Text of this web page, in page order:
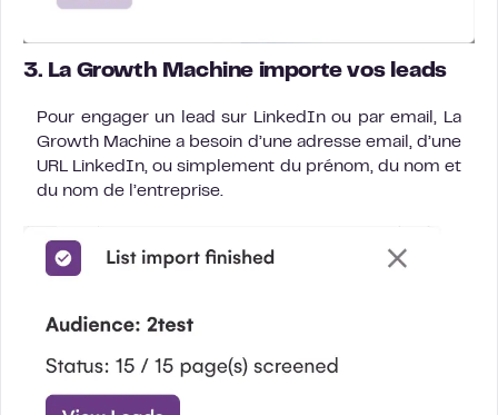
3. La Growth Machine importe vos leads
Pour engager un lead sur LinkedIn ou par email, La
Growth Machine a besoin d’une adresse email, d’une
URL LinkedIn, ou simplement du prénom, du nom et
du nom de l’entreprise.